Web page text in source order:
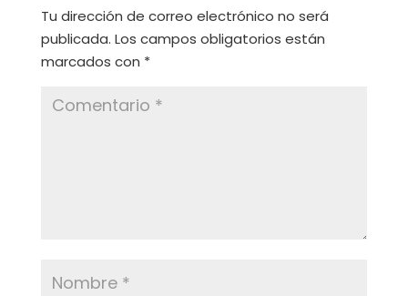
Tu dirección de correo electrónico no será
publicada. Los campos obligatorios están
marcados con *